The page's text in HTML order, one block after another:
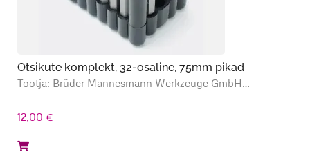
Otsikute komplekt, 32-osaline, 75mm pikad
Tootja: Brüder Mannesmann Werkzeuge GmbH…
12,00 €